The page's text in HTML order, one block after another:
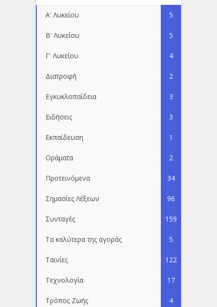
Α' Λυκείου 5
Β' Λυκείου 5
Γ' Λυκείου 4
Διατροφή 2
Εγκυκλοπαίδεια 3
Ειδήσεις 3
Εκπαίδευση 1
Οράματα 2
Προτεινόμενα 34
Σημασίες Λέξεων 96
Συνταγές 159
Τα καλύτερα της αγοράς 5
Ταινίες 122
Τεχνολογία 17
Τρόπος Ζωής 4